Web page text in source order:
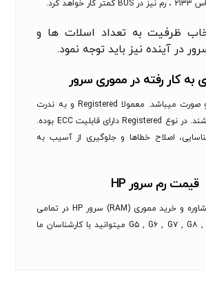
ظرفیت به تعداد اسلات ها و
در آینده نیز باید توجه نمود.
به کار رفته در مموری سرور
به دو صورت میباشد. معمولا Registered و به ندرت
UnBuffered می باشند. در نوع Registered دارای قابلیت ECC بوده.
اصلاح خطاها و جلوگیری از آسیب به
قیمت رم سرور HP
برای طرح سوال، مشاوره و خرید مموری (RAM) سرور HP در تمامی
نسل های G۵ , G۶ , G۷ , G۸ , G۹ , G۱۰ میتوانید با کارشناسان ما